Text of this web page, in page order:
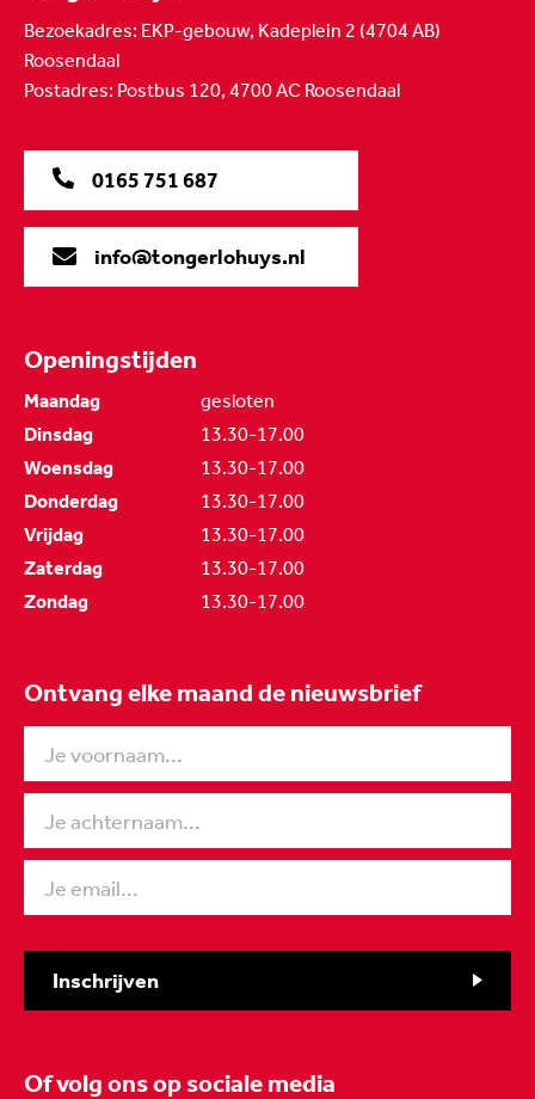
Bezoekadres: EKP-gebouw, Kadeplein 2 (4704 AB)
Roosendaal
Postadres: Postbus 120, 4700 AC Roosendaal
0165 751 687
info@tongerlohuys.nl
Openingstijden
Maandag
gesloten
Dinsdag
13.30-17.00
Woensdag
13.30-17.00
Donderdag
13.30-17.00
Vrijdag
13.30-17.00
Zaterdag
13.30-17.00
Zondag
13.30-17.00
Ontvang elke maand de nieuwsbrief
Inschrijven
Of volg onsop sociale media